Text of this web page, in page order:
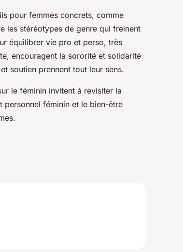
pour femmes concrets, comme
les stéréotypes de genre qui freinent
équilibrer vie pro et perso, très
encouragent la sororité et solidarité
soutien prennent tout leur sens.
le féminin invitent à revisiter la
personnel féminin et le bien-être